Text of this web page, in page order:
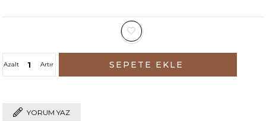
Artır
Azalt
YORUM YAZ